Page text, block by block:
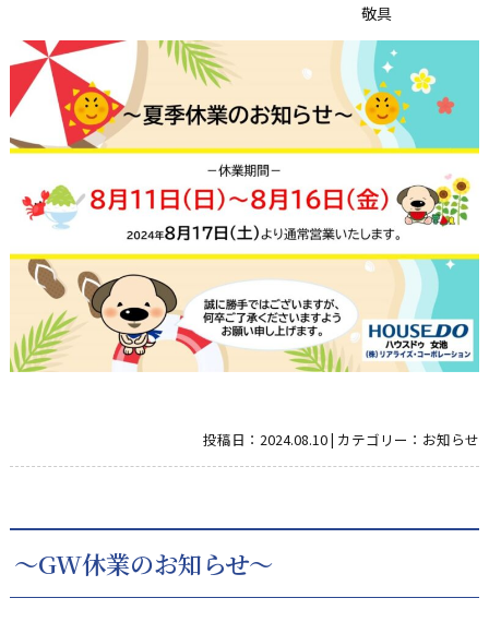
敬具
投稿日： 2024.08.10| カテゴリー： お知らせ
～GW休業のお知らせ～